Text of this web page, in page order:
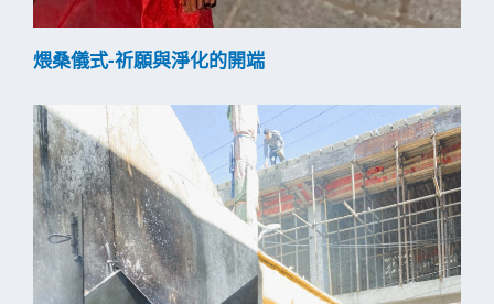
煨桑儀式-祈願與淨化的開端